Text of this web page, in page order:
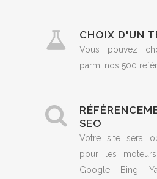
CHOIX D'UN
Vous pouvez
parmi nos 500
SEO
Votre site sera
pour les
Google, Bing,